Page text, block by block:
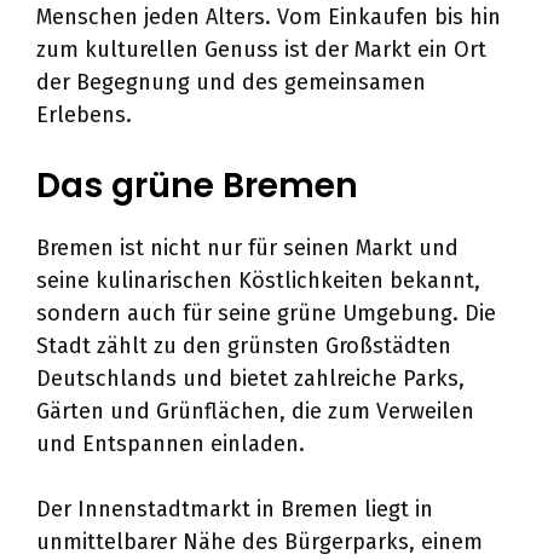
Menschen jeden Alters. Vom Einkaufen bis hin
zum kulturellen Genuss ist der Markt ein Ort
der Begegnung und des gemeinsamen
Erlebens.
Das grüne Bremen
Bremen ist nicht nur für seinen Markt und
seine kulinarischen Köstlichkeiten bekannt,
sondern auch für seine grüne Umgebung. Die
Stadt zählt zu den grünsten Großstädten
Deutschlands und bietet zahlreiche Parks,
Gärten und Grünflächen, die zum Verweilen
und Entspannen einladen.
Der Innenstadtmarkt in Bremen liegt in
unmittelbarer Nähe des Bürgerparks, einem